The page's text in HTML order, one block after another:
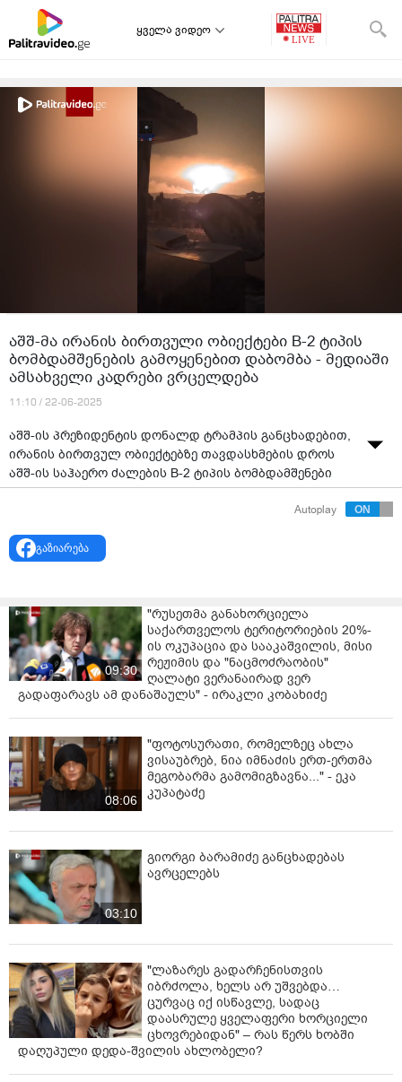
ყველა ვიდეო
აშშ-მა ირანის ბირთვული ობიექტები B-2 ტიპის
ბომბდამშენების გამოყენებით დაბომბა - მედიაში
ამსახველი კადრები ვრცელდება
11:10 / 22-06-2025
აშშ-ის პრეზიდენტის დონალდ ტრამპის განცხადებით,
ირანის ბირთვულ ობიექტებზე თავდასხმების დროს
აშშ-ის საჰაერო ძალების B-2 ტიპის ბომბდამშენები
გამოიყენეს.
უმაღლესი დონის ბომბდამშენია.
ჩვეულებრივი იარაღით, მას ორკაციანი ეკიპაჟი
მართავს, აქვს 40 000 ფუნტი [20 ტონა] ტვირთამწეობა
და შეუზღუდავი დიაპაზონი საჰაერო საწვავის
შევსებით.
აშშ-ის საჰაერო ძალების ინვენტარში მხოლოდ 20 B-2
ტიპის თვითმფრინავია, რომლებიც მისურის შტატში,
უაითმენის საჰაერო ძალების ბაზაზეა განლაგებული.
თითოეული ბომბდამშენის ღირებულება,
დაახლოებით, 2 მილიარდი დოლარია.
ამასთან, CNN-ს ოპერაციასთან დაკავშირებულმა
ორმა წყარომ განუცხადა, რომ აშშ-მა ირანის
ბირთვულ ობიექტებზე თავდასხმების დროს მასიური
საბრძოლო მასალის შეღწევადობის (MOP) ბომბი -
GBU-57A/B - გამოიყენა, რომელიც „ბუნკერის
ამფეთქებლის“ სახელითაა ცნობილი.
რომელსაც GBU-57A/B-ის გადატანა შეუძლია.
Autoplay
გაზიარება
09:30
"რუსეთმა განახორციელა
საქართველოს ტერიტორიების 20%-
ის ოკუპაცია და სააკაშვილის, მისი
რეჟიმის და "ნაცმოძრაობის"
ღალატი ვერანაირად ვერ
გადაფარავს ამ დანაშაულს" - ირაკლი კობახიძე
08:06
"ფოტოსურათი, რომელზეც ახლა
ვისაუბრებ, ნია იმნაძის ერთ-ერთმა
მეგობარმა გამომიგზავნა..." - ეკა
კუპატაძე
03:10
გიორგი ბარამიძე განცხადებას
ავრცელებს
"ლაზარეს გადარჩენისთვის
იბრძოლა, ხელს არ უშვებდა…
ცურვაც იქ ისწავლე, სადაც
დაასრულე ყველაფერი ხორციელი
ცხოვრებიდან" – რას წერს ხობში
დაღუპული დედა-შვილის ახლობელი?